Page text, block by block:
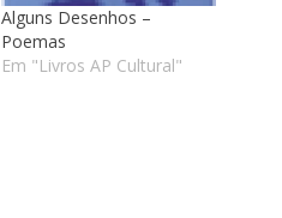
Alguns Desenhos –
Poemas
Em "Livros AP Cultural"